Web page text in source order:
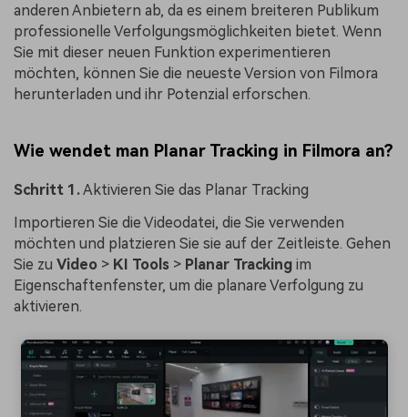
anderen Anbietern ab, da es einem breiteren Publikum
professionelle Verfolgungsmöglichkeiten bietet. Wenn
Sie mit dieser neuen Funktion experimentieren
möchten, können Sie die neueste Version von Filmora
herunterladen und ihr Potenzial erforschen.
Wie wendet man Planar Tracking in Filmora an?
Schritt 1.Aktivieren Sie das Planar Tracking
Importieren Sie die Videodatei, die Sie verwenden
möchten und platzieren Sie sie auf der Zeitleiste. Gehen
Sie zu Video > KI Tools > Planar Tracking im
Eigenschaftenfenster, um die planare Verfolgung zu
aktivieren.